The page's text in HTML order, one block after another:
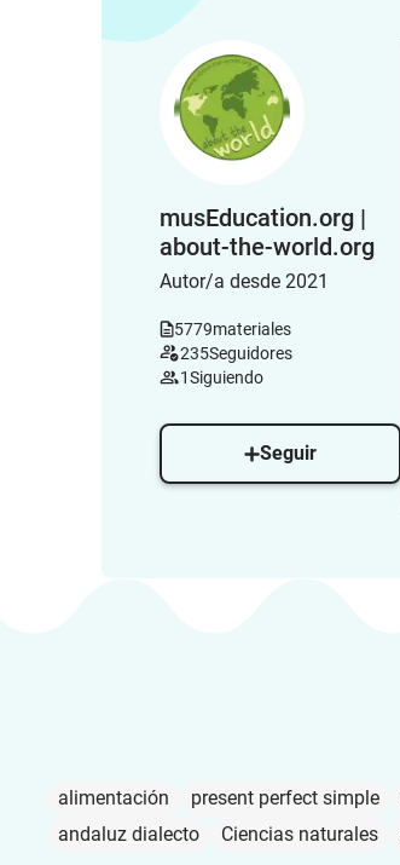
musEducation.org |
about-the-world.org
Autor/a desde 2021
5779materiales
235Seguidores
1Siguiendo
Seguir
alimentación present perfect simple
andaluz dialecto
Ciencias naturales